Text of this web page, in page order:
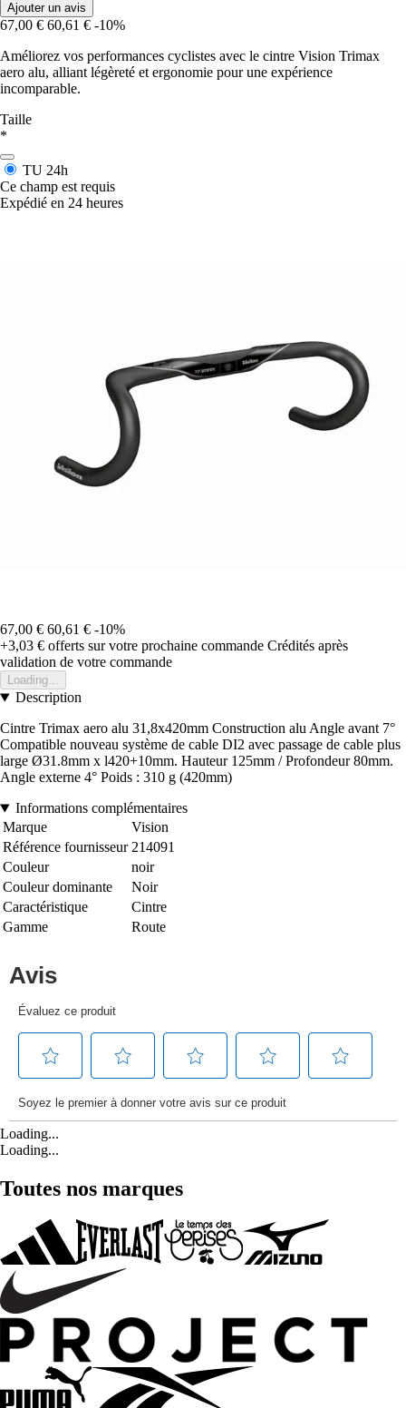
Ajouter un avis
67,00 € 60,61 € -10%
Améliorez vos performances cyclistes avec le cintre Vision Trimax
aero alu, alliant légèreté et ergonomie pour une expérience
incomparable.
Taille
*
TU 24h
Ce champ est requis
Expédié en 24 heures
67,00 € 60,61 € -10%
+3,03 € offerts sur votre prochaine commande Crédités après
validation de votre commande
Loading...
Description
Cintre Trimax aero alu 31,8x420mm Construction alu Angle avant 7°
Compatible nouveau système de cable DI2 avec passage de cable plus
large Ø31.8mm x l420+10mm. Hauteur 125mm / Profondeur 80mm.
Angle externe 4° Poids : 310 g (420mm)
Informations complémentaires
Marque
Vision
Référence fournisseur 214091
Couleur
noir
Couleur dominante
Noir
Caractéristique
Cintre
Gamme
Route
Loading...
Loading...
Toutes nos marques